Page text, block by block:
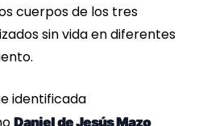
cuerpos de los tres
sin vida en diferentes
identificada
Daniel de Jesús Mazo